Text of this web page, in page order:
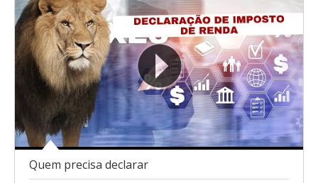
Quem precisa declarar